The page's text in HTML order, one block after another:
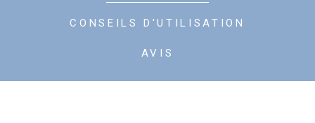
CONSEILS D'UTILISATION
AVIS